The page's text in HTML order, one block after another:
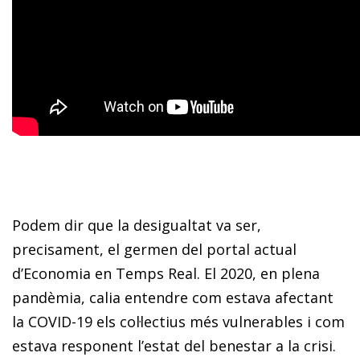
Podem dir que la desigualtat va ser,
precisament, el germen del portal actual
d’Economia en Temps Real. El 2020, en plena
pandèmia, calia entendre com estava afectant
la COVID-19 els col·lectius més vulnerables i com
estava responent l’estat del benestar a la crisi.